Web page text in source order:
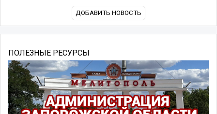
ДОБАВИТЬ НОВОСТЬ
ПОЛЕЗНЫЕ РЕСУРСЫ